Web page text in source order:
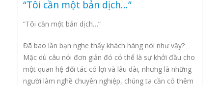
“Tôi cần một bản dịch…”
“Tôi cần một bản dịch…”
Đã bao lần bạn nghe thấy khách hàng nói như vậy?
Mặc dù câu nói đơn giản đó có thể là sự khởi đầu cho
một quan hệ đối tác có lợi và lâu dài, nhưng là những
người làm nghề chuyên nghiệp, chúng ta cần có thêm